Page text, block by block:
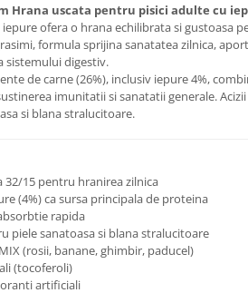
Hrana uscata pentru pisici adulte cu
ofera o hrana echilibrata si gustoasa
formula sprijina sanatatea zilnica,
sistemului digestiv.
de carne (26%), inclusiv iepure 4%,
imunitatii si sanatatii generale. Acizii
si blana stralucitoare.
15 pentru hranirea zilnica
(4%) ca sursa principala de proteina
rapida
piele sanatoasa si blana stralucitoare
(rosii, banane, ghimbir, paducel)
(tocoferoli)
artificiali